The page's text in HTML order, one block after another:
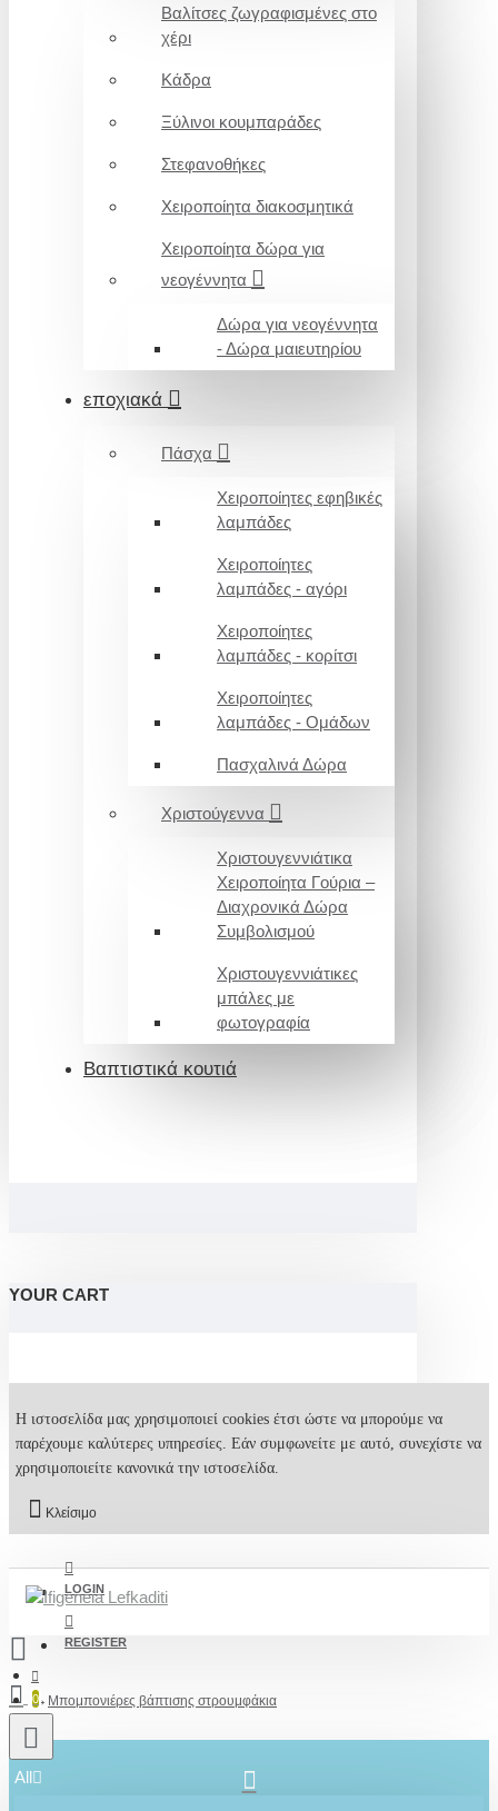
Βαλίτσες ζωγραφισμένες στο
χέρι
Κάδρα
Ξύλινοι κουμπαράδες
Στεφανοθήκες
Χειροποίητα διακοσμητικά
Χειροποίητα δώρα για
νεογέννητα
Δώρα για νεογέννητα
- Δώρα μαιευτηρίου
εποχιακά
Πάσχα
Χειροποίητες εφηβικές
λαμπάδες
Χειροποίητες
λαμπάδες - αγόρι
Χειροποίητες
λαμπάδες - κορίτσι
Χειροποίητες
λαμπάδες - Ομάδων
Πασχαλινά Δώρα
Χριστούγεννα
Χριστουγεννιάτικα
Χειροποίητα Γούρια –
Διαχρονικά Δώρα
Συμβολισμού
Χριστουγεννιάτικες
μπάλες με
φωτογραφία
Βαπτιστικά κουτιά
YOUR CART
Η ιστοσελίδα μας χρησιμοποιεί cookies έτσι ώστε να μπορούμε να
παρέχουμε καλύτερες υπηρεσίες. Εάν συμφωνείτε με αυτό, συνεχίστε να
χρησιμοποιείτε κανονικά την ιστοσελίδα.
Κλείσιμο
LOGIN
REGISTER
0
All
Μπομπονιέρες βάπτισης στρουμφάκια